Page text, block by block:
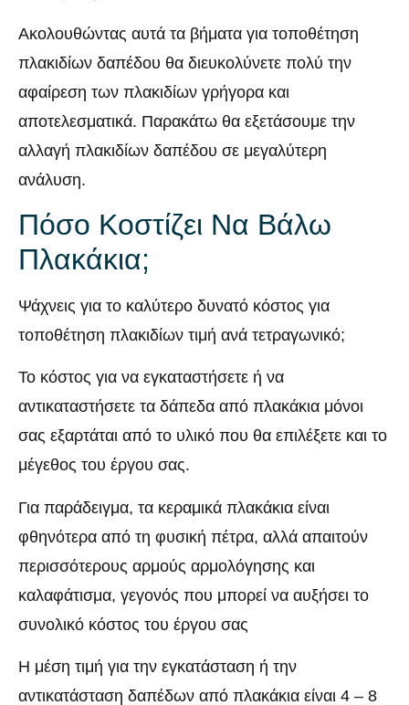
Ακολουθώντας αυτά τα βήματα για τοποθέτηση
πλακιδίων δαπέδου θα διευκολύνετε πολύ την
αφαίρεση των πλακιδίων γρήγορα και
αποτελεσματικά. Παρακάτω θα εξετάσουμε την
αλλαγή πλακιδίων δαπέδου σε μεγαλύτερη
ανάλυση.
Πόσο Κοστίζει Να Βάλω
Πλακάκια;
Ψάχνεις για το καλύτερο δυνατό κόστος για
τοποθέτηση πλακιδίων τιμή ανά τετραγωνικό;
Το κόστος για να εγκαταστήσετε ή να
αντικαταστήσετε τα δάπεδα από πλακάκια μόνοι
σας εξαρτάται από το υλικό που θα επιλέξετε και το
μέγεθος του έργου σας.
Για παράδειγμα, τα κεραμικά πλακάκια είναι
φθηνότερα από τη φυσική πέτρα, αλλά απαιτούν
περισσότερους αρμούς αρμολόγησης και
καλαφάτισμα, γεγονός που μπορεί να αυξήσει το
συνολικό κόστος του έργου σας
Η μέση τιμή για την εγκατάσταση ή την
αντικατάσταση δαπέδων από πλακάκια είναι 4 – 8